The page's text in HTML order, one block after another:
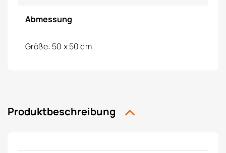
Abmessung
Größe: 50 x 50 cm
Produktbeschreibung